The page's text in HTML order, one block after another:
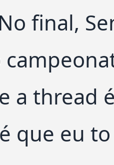
final,
a thread
que eu